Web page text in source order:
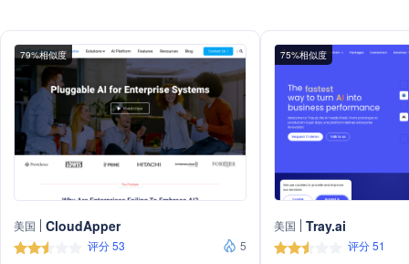
79%相似度
美国 CloudApper
评分 53
5
75%相似度
美国 Tray.ai
评分 51